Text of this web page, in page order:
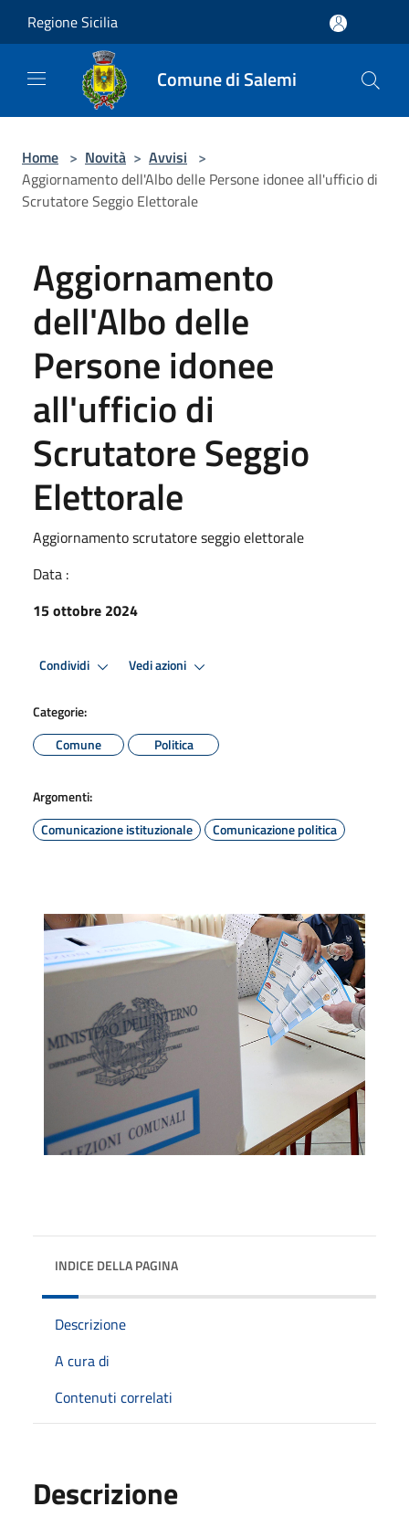
Regione Sicilia
Comune di Salemi
Home > Novità > Avvisi >
Aggiornamento dell'Albo delle Persone idonee all'ufficio di
Scrutatore Seggio Elettorale
Aggiornamento
dell'Albo delle
Persone idonee
all'ufficio di
Scrutatore Seggio
Elettorale
Aggiornamento scrutatore seggio elettorale
Data :
15 ottobre 2024
Condividi Vedi azioni
Categorie:
Comune
Politica
Argomenti:
Comunicazione istituzionale
Comunicazione politica
INDICE DELLA PAGINA
Descrizione
A cura di
Contenuti correlati
Descrizione